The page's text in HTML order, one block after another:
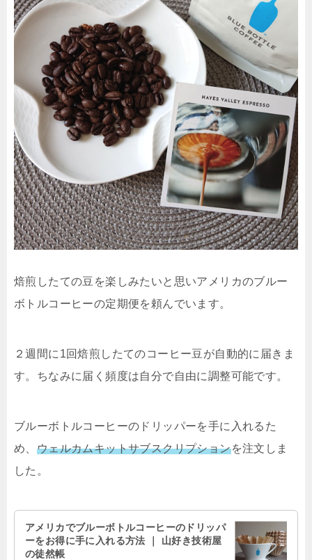
焙煎したての豆を楽しみたいと思いアメリカのブルー
ボトルコーヒーの定期便を頼んでいます。
２週間に1回焙煎したてのコーヒー豆が自動的に届きま
す。ちなみに届く頻度は自分で自由に調整可能です。
ブルーボトルコーヒーのドリッパーを手に入れるた
め、 ウェルカムキットサブスクリプションを注文しま
した。
アメリカでブルーボトルコーヒーのドリッパ
ーをお得に手に入れる方法 ｜ 山好き技術屋
の徒然帳